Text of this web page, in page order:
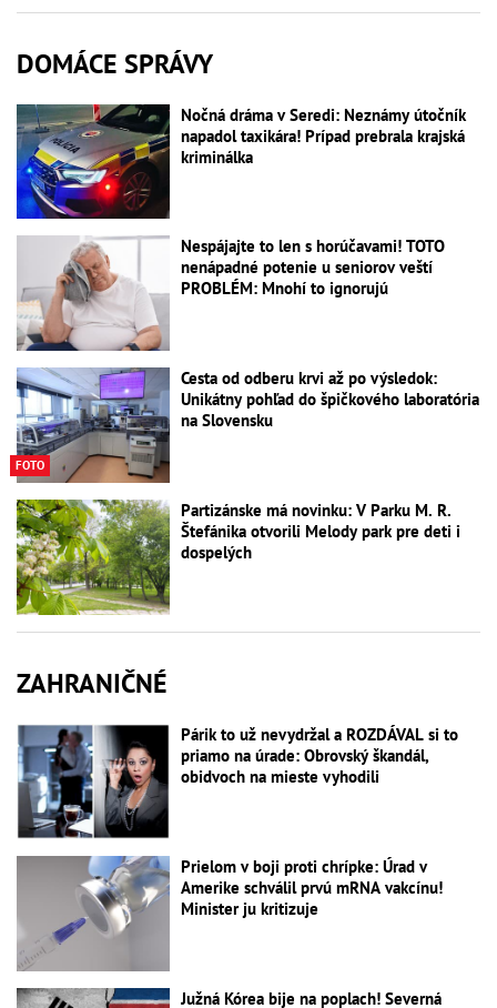
DOMÁCE SPRÁVY
Nočná dráma v Seredi: Neznámy útočník
napadol taxikára! Prípad prebrala krajská
kriminálka
Nespájajte to len s horúčavami! TOTO
nenápadné potenie u seniorov veští
PROBLÉM: Mnohí to ignorujú
FOTO
Cesta od odberu krvi až po výsledok:
Unikátny pohľad do špičkového laboratória
na Slovensku
Partizánske má novinku: V Parku M. R.
Štefánika otvorili Melody park pre deti i
dospelých
ZAHRANIČNÉ
Párik to už nevydržal a ROZDÁVAL si to
priamo na úrade: Obrovský škandál,
obidvoch na mieste vyhodili
Prielom v boji proti chrípke: Úrad v
Amerike schválil prvú mRNA vakcínu!
Minister ju kritizuje
Južná Kórea bije na poplach! Severná